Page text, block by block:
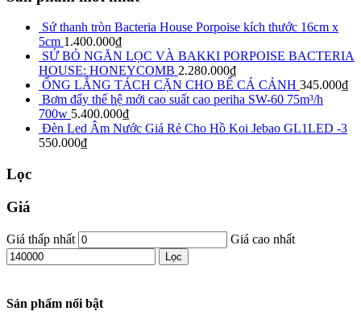
Sứ thanh tròn Bacteria House Porpoise kích thước 16cm x
5cm 1.400.000₫
SỨ BỎ NGĂN LỌC VÀ BAKKI PORPOISE BACTERIA
HOUSE: HONEYCOMB 2.280.000₫
ỐNG LẮNG TÁCH CẶN CHO BỂ CÁ CẢNH 345.000₫
Bơm đẩy thế hệ mới cao suất cao periha SW-60 75m³/h
700w 5.400.000₫
Đèn Led Âm Nước Giá Rẻ Cho Hồ Koi Jebao GL1LED -3
550.000₫
Lọc
Giá
Giá thấp nhất Giá cao nhất
Lọc
Sản phẩm nổi bật